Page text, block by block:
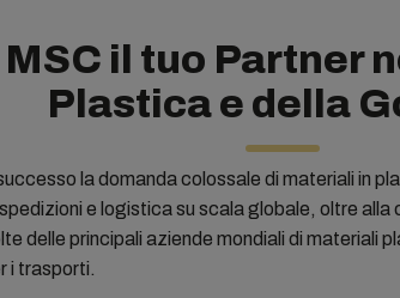
MSC il tuo Partner
Plastica e della
la domanda colossale di materiali in
e logistica su scala globale, oltre
delle principali aziende mondiali di materiali
i trasporti.